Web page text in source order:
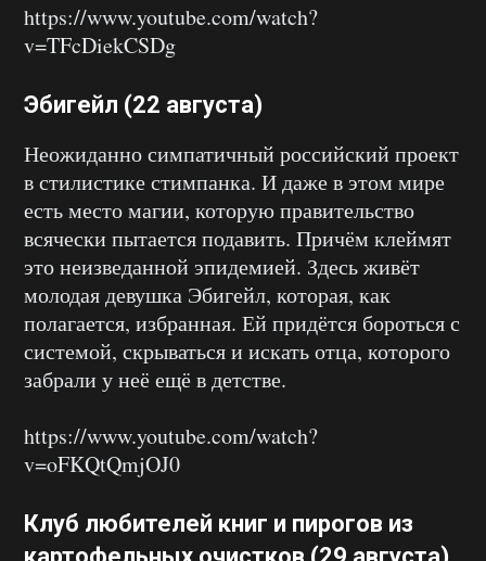
https://www.youtube.com/watch?
v=TFcDiekCSDg
Эбигейл (22 августа)
Неожиданно симпатичный российский проект
в стилистике стимпанка. И даже в этом мире
есть место магии, которую правительство
всячески пытается подавить. Причём клеймят
это неизведанной эпидемией. Здесь живёт
молодая девушка Эбигейл, которая, как
полагается, избранная. Ей придётся бороться с
системой, скрываться и искать отца, которого
забрали у неё ещё в детстве.
https://www.youtube.com/watch?
v=oFKQtQmjOJ0
Клуб любителей книг и пирогов из